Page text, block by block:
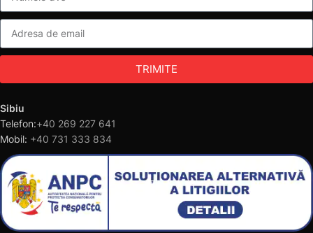
TRIMITE
Sibiu
Telefon:+40 269 227 641
Mobil: +40 731 333 834